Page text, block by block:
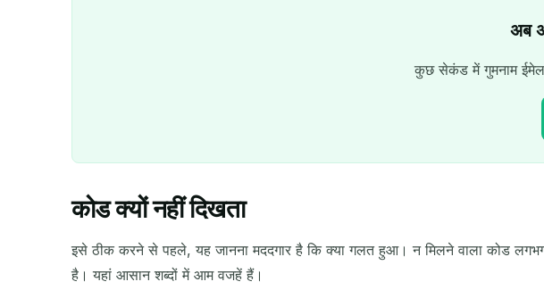
अब
कुछ सेकंड में गुमनाम
कोड क्यों नहीं दिखता
इसे ठीक करने से पहले, यह जानना मददगार है कि क्या गलत हुआ। न मिलने वाला कोड
है। यहां आसान शब्दों में आम वजहें हैं।